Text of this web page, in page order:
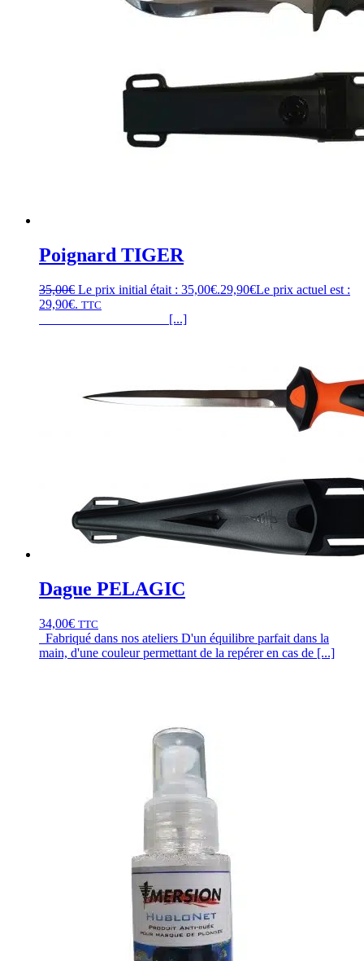
Poignard TIGER
35,00€ Le prix initial était : 35,00€.29,90€Le prix actuel est :
29,90€. TTC
[...]
Dague PELAGIC
34,00€ TTC
Fabriqué dans nos ateliers D'un équilibre parfait dans la
main, d'une couleur permettant de la repérer en cas de [...]